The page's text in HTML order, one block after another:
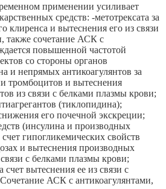
применении усиливает
средств: -метотрексата за
клиренса и вытеснения его из связи
также сочетание АСК с
повышенной частотой
со стороны органов
и непрямых антикоагулянтов за
тромбоцитов и вы­теснения
из связи с белками плазмы крови;
(тиклопидина);
его почечной экскреции;
(инсулина и производных
гипогликемических свойств
и вы­теснения производных
с белками плазмы крови;
счет вытеснения ее из связи с
АСК с антикоагулянтами,